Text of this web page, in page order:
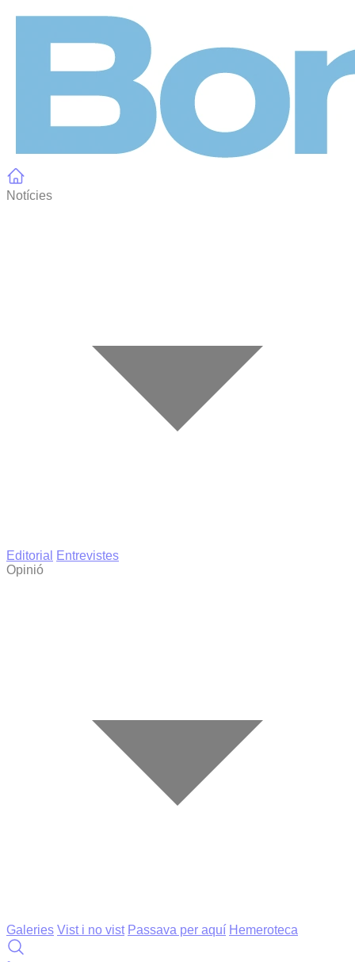
Notícies
Editorial
Entrevistes
Opinió
Galeries Vist i no vist Passava per aquí Hemeroteca